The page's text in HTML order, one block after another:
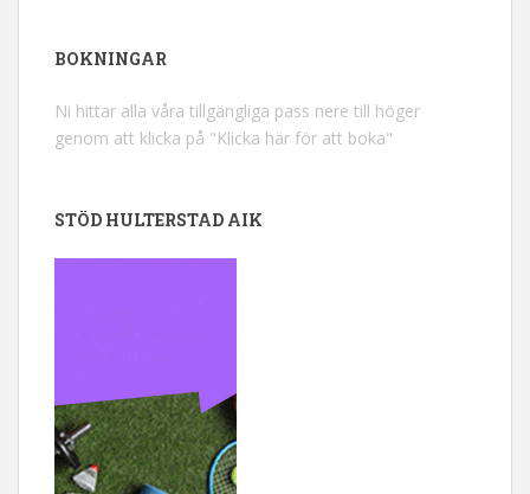
BOKNINGAR
Ni hittar alla våra tillgängliga pass nere till höger
genom att klicka på "Klicka här för att boka"
STÖD HULTERSTAD AIK